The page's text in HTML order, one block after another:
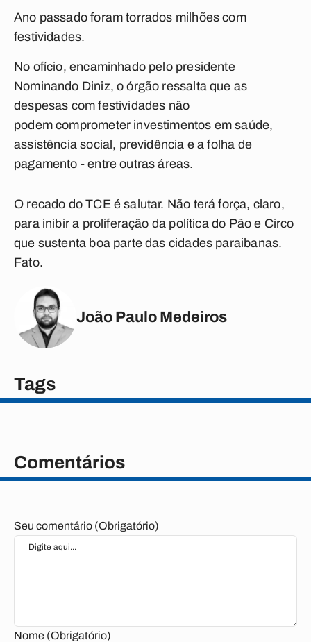
Ano passado foram torrados milhões com
festividades.
No ofício, encaminhado pelo presidente
Nominando Diniz, o órgão ressalta que as
despesas com festividades não
podem comprometer investimentos em saúde,
assistência social, previdência e a folha de
pagamento - entre outras áreas.
O recado do TCE é salutar. Não terá força, claro,
para inibir a proliferação da política do Pão e Circo
que sustenta boa parte das cidades paraibanas.
Fato.
João Paulo Medeiros
Tags
Comentários
Seu comentário (Obrigatório)
Nome (Obrigatório)